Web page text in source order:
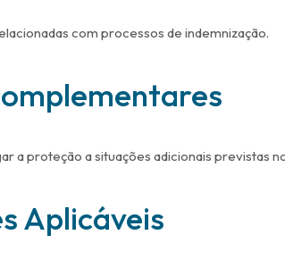
com processos de indemnização.
a proteção a situações adicionais previstas
Aplicáveis